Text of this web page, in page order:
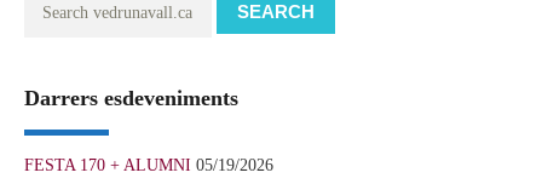
SEARCH
Darrers esdeveniments
FESTA 170 + ALUMNI 05/19/2026